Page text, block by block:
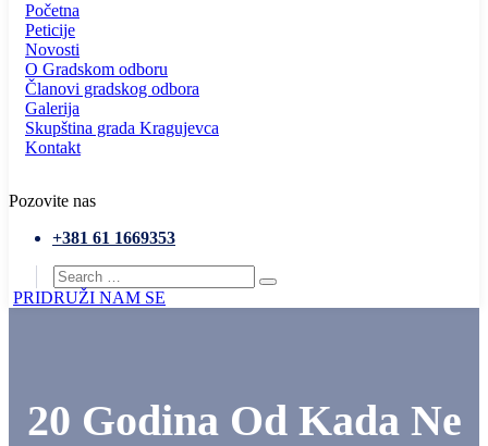
Početna
Peticije
Novosti
O Gradskom odboru
Članovi gradskog odbora
Galerija
Skupština grada Kragujevca
Kontakt
Pozovite nas
+381 61 1669353
PRIDRUŽI NAM SE
20 Godina Od Kada Ne